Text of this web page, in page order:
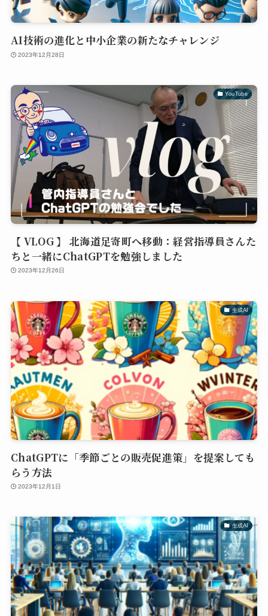
AI技術の進化と中小企業の新たなチャレンジ
2023年12月28日
YouTube
【 VLOG 】 北海道足寄町へ移動：経営指導員さんた
ちと一緒にChatGPTを勉強しました
2023年12月26日
生成AI
ChatGPTに「季節ごとの販売促進策」を提案しても
らう方法
2023年12月1日
生成AI